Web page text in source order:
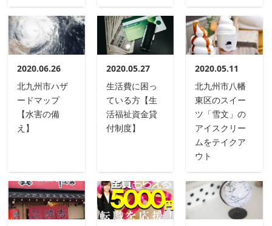
2020.06.26
北九州市ハザ
ードマップ
【水害の備
え】
2020.05.27
生活費に困っ
ている方【生
活福祉資金貸
付制度】
2020.05.11
北九州市八幡
東区のスイー
ツ「雪文」の
アイスクリー
ムをテイクア
ウト